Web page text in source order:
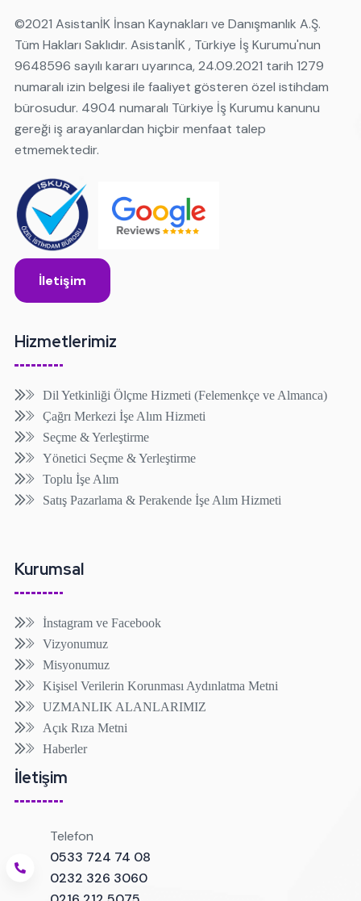
©️2021 AsistanİK İnsan Kaynakları ve Danışmanlık A.Ş.
Tüm Hakları Saklıdır. AsistanİK , Türkiye İş Kurumu'nun
9648596 sayılı kararı uyarınca, 24.09.2021 tarih 1279
numaralı izin belgesi ile faaliyet gösteren özel istihdam
bürosudur. 4904 numaralı Türkiye İş Kurumu kanunu
gereği iş arayanlardan hiçbir menfaat talep
etmemektedir.
İletişim
Hizmetlerimiz
Dil Yetkinliği Ölçme Hizmeti (Felemenkçe ve Almanca)
Çağrı Merkezi İşe Alım Hizmeti
Seçme & Yerleştirme
Yönetici Seçme & Yerleştirme
Toplu İşe Alım
Satış Pazarlama & Perakende İşe Alım Hizmeti
Kurumsal
İnstagram ve Facebook
Vizyonumuz
Misyonumuz
Kişisel Verilerin Korunması Aydınlatma Metni
UZMANLIK ALANLARIMIZ
Açık Rıza Metni
Haberler
İletişim
Telefon
0533 724 74 08
0232 326 3060